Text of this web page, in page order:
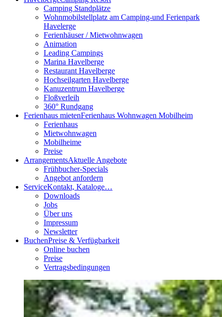
Camping Standplätze
Wohnmobilstellplatz am Camping-und Ferienpark
Havelerge
Ferienhäuser / Mietwohnwagen
Animation
Leading Campings
Marina Havelberge
Restaurant Havelberge
Hochseilgarten Havelberge
Kanuzentrum Havelberge
Floßverleih
360° Rundgang
Ferienhaus mietenFerienhaus Wohnwagen Mobilheim
Ferienhaus
Mietwohnwagen
Mobilheime
Preise
ArrangementsAktuelle Angebote
Frühbucher-Specials
Angebot anfordern
ServiceKontakt, Kataloge…
Downloads
Jobs
Über uns
Impressum
Newsletter
BuchenPreise & Verfügbarkeit
Online buchen
Preise
Vertragsbedingungen